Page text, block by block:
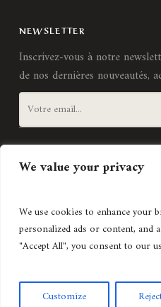
We value your privacy
We use cookies to enhance your
personalized ads or content, and
"Accept All", you consent to our
Customize
NEWSLETTER
Inscrivez-vous à notre
de nos dernières nouveautés,
Création de site internet